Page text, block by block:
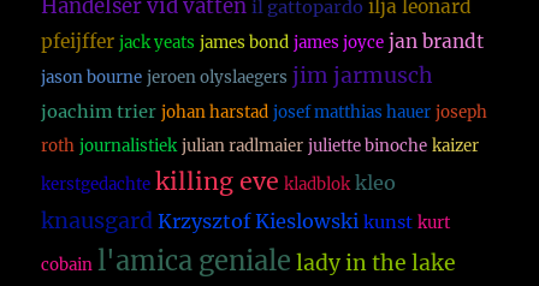
Händelser vid vatten il gattopardo ilja leonard
pfeijffer jack yeats james bond james joyce jan brandt
jason bourne jeroen olyslaegers jim jarmusch
joachim trier johan harstad josef matthias hauer joseph
roth journalistiek julian radlmaier juliette binoche kaizer
kerstgedachte killing eve kladblok kleo
knausgard Krzysztof Kieslowski kunst kurt
cobain l'amica geniale lady in the lake